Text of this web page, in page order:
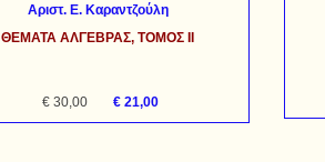
Αριστ. Ε. Καραντζούλη
ΘΕΜΑΤΑ ΑΛΓΕΒΡΑΣ, ΤΟΜΟΣ ΙΙ
€ 30,00 € 21,00